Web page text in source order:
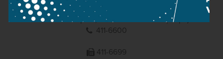
1095 Budapest, Komor Marcell u. 1. (Müpa)
411-6600
411-6699